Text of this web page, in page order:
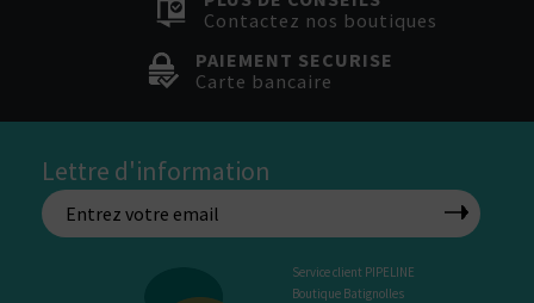
Contactez nos boutiques
PAIEMENT SECURISE
Carte bancaire
Lettre d'information
Service client PIPELINE
Boutique Batignolles